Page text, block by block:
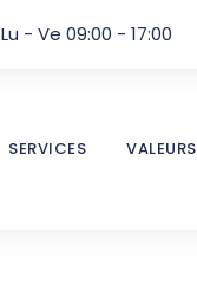
Lu - Ve 09:00 - 17:00
SERVICES VALEURS